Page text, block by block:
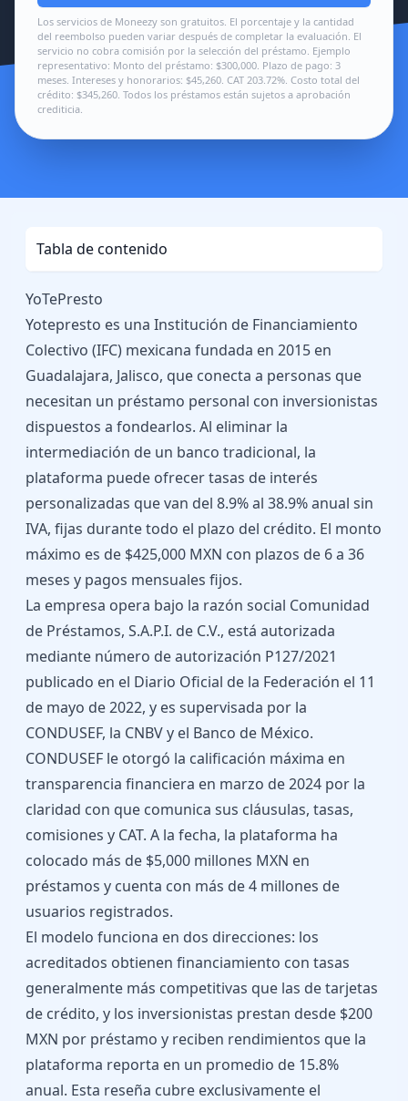
Los servicios de Moneezy son gratuitos. El porcentaje y la cantidad
del reembolso pueden variar después de completar la evaluación. El
servicio no cobra comisión por la selección del préstamo. Ejemplo
representativo: Monto del préstamo: $300,000. Plazo de pago: 3
meses. Intereses y honorarios: $45,260. CAT 203.72%. Costo total del
crédito: $345,260. Todos los préstamos están sujetos a aprobación
crediticia.
Tabla de contenido
YoTePresto
Yotepresto es una Institución de Financiamiento
Colectivo (IFC) mexicana fundada en 2015 en
Guadalajara, Jalisco, que conecta a personas que
necesitan un préstamo personal con inversionistas
dispuestos a fondearlos. Al eliminar la
intermediación de un banco tradicional, la
plataforma puede ofrecer tasas de interés
personalizadas que van del 8.9% al 38.9% anual sin
IVA, fijas durante todo el plazo del crédito. El monto
máximo es de $425,000 MXN con plazos de 6 a 36
meses y pagos mensuales fijos.
La empresa opera bajo la razón social Comunidad
de Préstamos, S.A.P.I. de C.V., está autorizada
mediante número de autorización P127/2021
publicado en el Diario Oficial de la Federación el 11
de mayo de 2022, y es supervisada por la
CONDUSEF, la CNBV y el Banco de México.
CONDUSEF le otorgó la calificación máxima en
transparencia financiera en marzo de 2024 por la
claridad con que comunica sus cláusulas, tasas,
comisiones y CAT. A la fecha, la plataforma ha
colocado más de $5,000 millones MXN en
préstamos y cuenta con más de 4 millones de
usuarios registrados.
El modelo funciona en dos direcciones: los
acreditados obtienen financiamiento con tasas
generalmente más competitivas que las de tarjetas
de crédito, y los inversionistas prestan desde $200
MXN por préstamo y reciben rendimientos que la
plataforma reporta en un promedio de 15.8%
anual. Esta reseña cubre exclusivamente el